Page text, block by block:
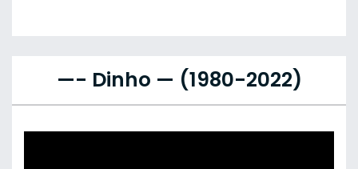
—- Dinho — (1980-2022)